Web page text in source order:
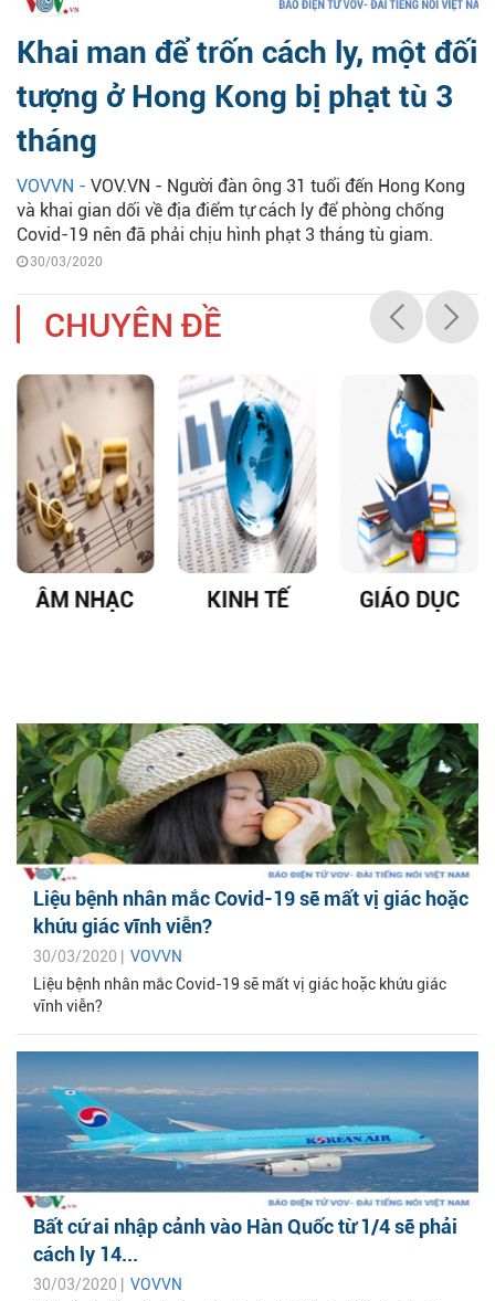
Khai man để trốn cách ly, một đối
tượng ở Hong Kong bị phạt tù 3
tháng
VOVVN - VOV.VN - Người đàn ông 31 tuổi đến Hong Kong
và khai gian dối về địa điểm tự cách ly để phòng chống
Covid-19 nên đã phải chịu hình phạt 3 tháng tù giam.
30/03/2020
CHUYÊN ĐỀ
ÂM NHẠC KINH TẾ GIÁO DỤC
Liệu bệnh nhân mắc Covid-19 sẽ mất vị giác hoặc
khứu giác vĩnh viễn?
30/03/2020 | VOVVN
Liệu bệnh nhân mắc Covid-19 sẽ mất vị giác hoặc khứu giác
vĩnh viễn?
Bất cứ ai nhập cảnh vào Hàn Quốc từ 1/4 sẽ phải
cách ly 14...
30/03/2020 | VOVVN